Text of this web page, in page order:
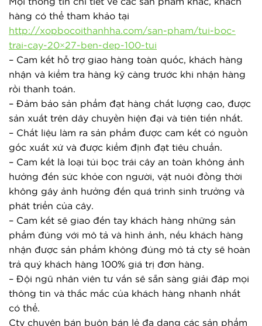
Mọi thông tin chi tiết về các sản phẩm khác, khách
hàng có thể tham khảo tại
http://xopbocoithanhha.com/san-pham/tui-boc-
trai-cay-20×27-ben-dep-100-tui
– Cam kết hỗ trợ giao hàng toàn quốc, khách hàng
nhận và kiểm tra hàng kỹ càng trước khi nhận hàng
rồi thanh toán.
– Đảm bảo sản phẩm đạt hàng chất lượng cao, được
sản xuất trên dây chuyền hiện đại và tiên tiến nhất.
– Chất liệu làm ra sản phẩm được cam kết có nguồn
gốc xuất xứ và được kiểm định đạt tiêu chuẩn.
– Cam kết là loại túi bọc trái cây an toàn không ảnh
hưởng đến sức khỏe con người, vật nuôi đồng thời
không gây ảnh hưởng đến quá trình sinh trưởng và
phát triển của cây.
– Cam kết sẽ giao đến tay khách hàng những sản
phẩm đúng với mô tả và hình ảnh, nếu khách hàng
nhận được sản phẩm không đúng mô tả cty sẽ hoàn
trả quý khách hàng 100% giá trị đơn hàng.
– Đội ngũ nhân viên tư vấn sẽ sẵn sàng giải đáp mọi
thông tin và thắc mắc của khách hàng nhanh nhất
có thể.
Cty chuyên bán buôn bán lẻ đa dạng các sản phẩm